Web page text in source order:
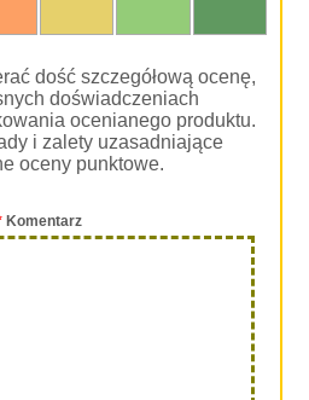
dość szczegółową ocenę,
doświadczeniach
ocenianego produktu.
i zalety uzasadniające
oceny punktowe.
Komentarz